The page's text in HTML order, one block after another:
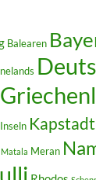
Balearen
Kapstadt
Matala Meran